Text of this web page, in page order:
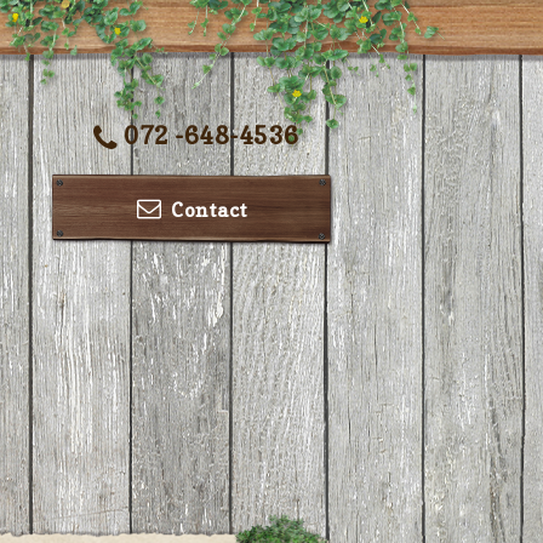
072 -648-4536
Contact